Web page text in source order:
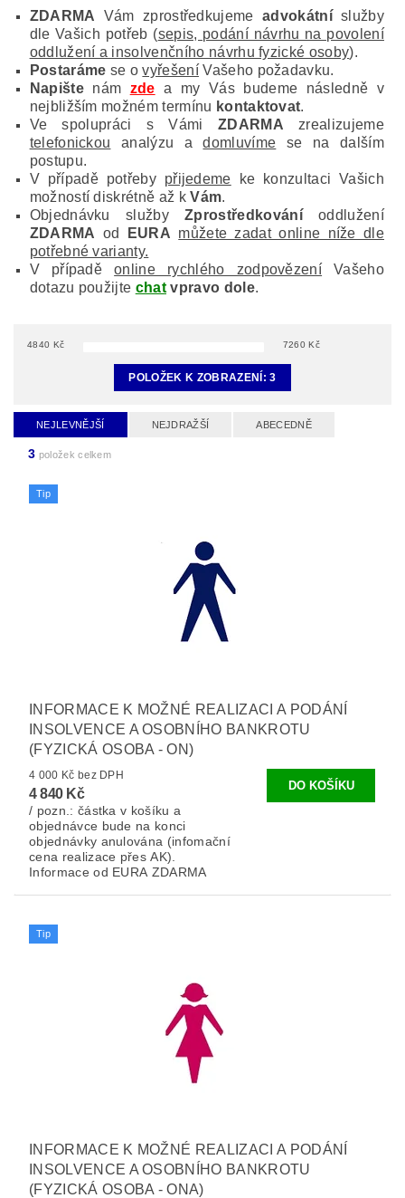
ZDARMA Vám zprostředkujeme advokátníslužby
dle Vašich potřeb (sepis, podání návrhu na povolení
oddlužení a insolvenčního návrhu fyzické osoby).
Postaráme se ovyřešeníVašeho požadavku.
Napištenám zde a my Vás budeme následně v
nejbližším možném termínu kontaktovat.
Ve spolupráci s Vámi ZDARMA zrealizujeme
telefonickou analýzu adomluvíme se na dalším
postupu.
V případě potřeby přijedeme ke konzultaci Vašich
možností diskrétně až kVám.
Objednávku služby
Zprostředkováníoddlužení
ZDARMA od EURA můžete zadat online níže dle
potřebné varianty.
V případěonline rychlého zodpovězení Vašeho
dotazu použijte chatvpravo dole.
4840 Kč 7260 Kč
POLOŽEK K ZOBRAZENÍ:3
NEJLEVNĚJŠÍ NEJDRAŽŠÍ ABECEDNĚ
3 položek celkem
Tip
INFORMACE K MOŽNÉ REALIZACI A PODÁNÍ
INSOLVENCE A OSOBNÍHO BANKROTU
(FYZICKÁ OSOBA - ON)
4 000 Kč bez DPH
4 840 Kč
/ pozn.: částka v košíku a
objednávce bude na konci
objednávky anulována (infomační
cena realizace přes AK).
Informace od EURA ZDARMA
Tip
INFORMACE K MOŽNÉ REALIZACI A PODÁNÍ
INSOLVENCE A OSOBNÍHO BANKROTU
(FYZICKÁ OSOBA - ONA)